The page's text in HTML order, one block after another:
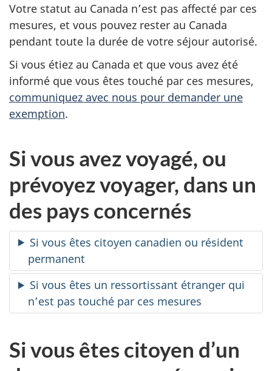
Votre statut au Canada n’est pas affecté par ces
mesures, et vous pouvez rester au Canada
pendant toute la durée de votre séjour autorisé.
Si vous étiez au Canada et que vous avez été
informé que vous êtes touché par ces mesures,
communiquez avec nous pour demander une
exemption.
Si vous avez voyagé, ou
prévoyez voyager, dans un
des pays concernés
Si vous êtes citoyen canadien ou résident
permanent
Si vous êtes un ressortissant étranger qui
n’est pas touché par ces mesures
Si vous êtes citoyen d’un